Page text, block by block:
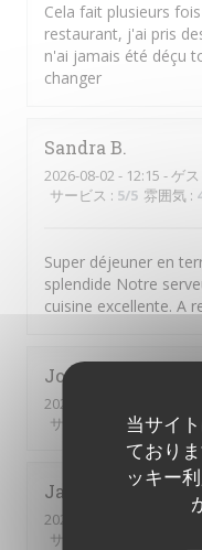
当サイ
ており
ッキー
Cela fait plusieurs
restaurant, j'ai pris
n'ai jamais été déçu
changer
Sandra B
2026-08-02- 12:15 - ゲ
サービス : 5/5 雰囲気 :
Super déjeuner en
splendide Notre
cuisine excellente. A
Joelle
2026-08-01
サービス
/5 雰囲気 :
Jacky
2026-07-31
- 20:00 - ゲ
サービス